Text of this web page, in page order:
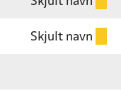
Skjult navn